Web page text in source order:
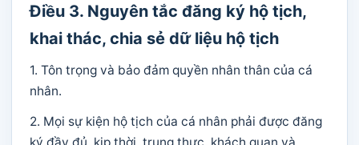
Điều 3. Nguyên tắc đăng ký hộ tịch,
khai thác, chia sẻ dữ liệu hộ tịch
1. Tôn trọng và bảo đảm quyền nhân thân của cá
nhân.
2. Mọi sự kiện hộ tịch của cá nhân phải được đăng